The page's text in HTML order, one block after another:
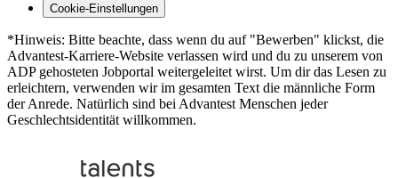
Cookie-Einstellungen
*Hinweis: Bitte beachte, dass wenn du auf "Bewerben" klickst, die
Advantest-Karriere-Website verlassen wird und du zu unserem von
ADP gehosteten Jobportal weitergeleitet wirst. Um dir das Lesen zu
erleichtern, verwenden wir im gesamten Text die männliche Form
der Anrede. Natürlich sind bei Advantest Menschen jeder
Geschlechtsidentität willkommen.